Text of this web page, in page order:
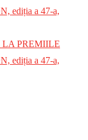
ediția a 47-a,
PREMIILE
ediția a 47-a,